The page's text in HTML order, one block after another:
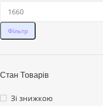
Фільтр
Стан Товарів
Зі знижкою